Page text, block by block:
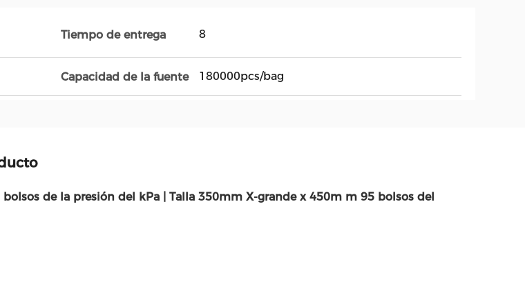
Tiempo de entrega 8
Capacidad de la fuente 180000pcs/bag
bolsos de la presión del kPa | Talla 350mm X-grande x 450m m 95 bolsos del